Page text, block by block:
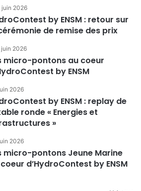
juin 2026
by ENSM : retour sur
de remise des prix
juin 2026
micro-pontons au coeur
by ENSM
2026
by ENSM : replay de
ronde « Energies et
»
2026
micro-pontons Jeune Marine
d’HydroContest by ENSM